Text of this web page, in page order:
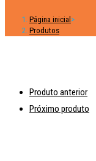
Página inicial >
Produtos
Produto anterior
Próximo produto